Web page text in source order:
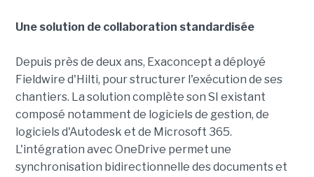
Une solution de collaboration standardisée
Depuis près de deux ans, Exaconcept a déployé
Fieldwire d'Hilti, pour structurer l'exécution de ses
chantiers. La solution complète son SI existant
composé notamment de logiciels de gestion, de
logiciels d'Autodesk et de Microsoft 365.
L'intégration avec OneDrive permet une
synchronisation bidirectionnelle des documents et